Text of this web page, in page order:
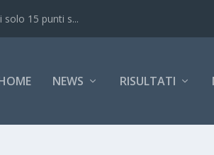
solo 15 punti s...
NEWS RISULTATI